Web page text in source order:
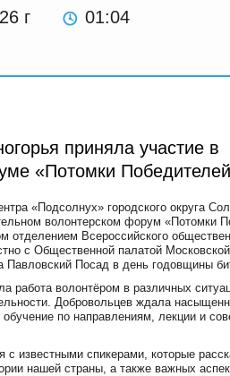
г 01:04
приняла участие в
«Потомки
«Подсолнух» городского округа
волонтерском форум «Потомки
отделением Всероссийского
с Общественной палатой
Павловский Посад в день годовщины
работа волонтёром в различных
Добровольцев ждала
по направлениям, лекции и
с известными спикерами, которые
нашей страны, а также важных